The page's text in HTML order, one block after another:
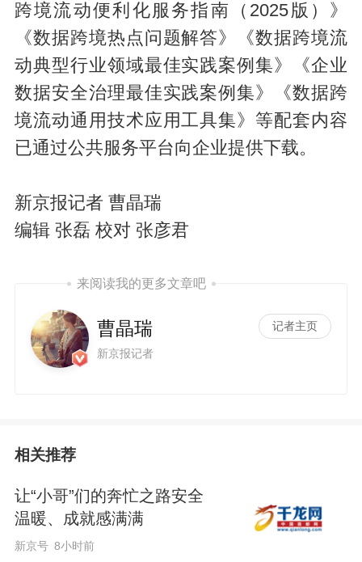
跨境流动便利化服务指南（2025版）》
《数据跨境热点问题解答》《数据跨境流
动典型行业领域最佳实践案例集》《企业
数据安全治理最佳实践案例集》《数据跨
境流动通用技术应用工具集》等配套内容
已通过公共服务平台向企业提供下载。
新京报记者 曹晶瑞
编辑 张磊 校对 张彦君
来阅读我的更多文章吧
曹晶瑞
新京报记者
记者主页
相关推荐
让“小哥”们的奔忙之路安全
温暖、成就感满满
新京号 8小时前